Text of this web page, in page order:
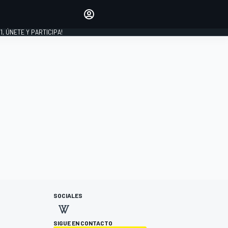
INICIAR SESIÓN
ÚNETE Y PARTICIPA!
SOCIALES
SIGUE EN CONTACTO